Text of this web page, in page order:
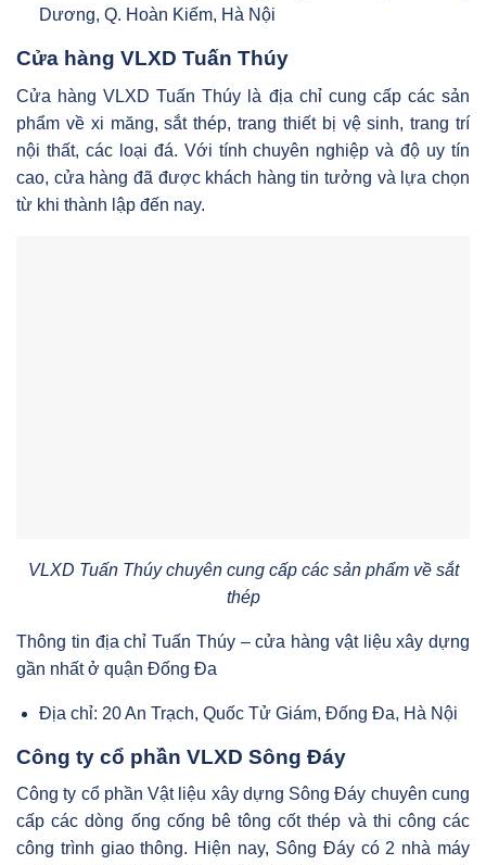
Dương, Q. Hoàn Kiếm, Hà Nội
Cửa hàng VLXD Tuấn Thúy
Cửa hàng VLXD Tuấn Thúy là địa chỉ cung cấp các sản
phẩm về xi măng, sắt thép, trang thiết bị vệ sinh, trang trí
nội thất, các loại đá. Với tính chuyên nghiệp và độ uy tín
cao, cửa hàng đã được khách hàng tin tưởng và lựa chọn
từ khi thành lập đến nay.
VLXD Tuấn Thúy chuyên cung cấp các sản phẩm về sắt
thép
Thông tin địa chỉ Tuấn Thúy – cửa hàng vật liệu xây dựng
gần nhất ở quận Đống Đa
Địa chỉ: 20 An Trạch, Quốc Tử Giám, Đống Đa, Hà Nội
Công ty cổ phần VLXD Sông Đáy
Công ty cổ phần Vật liệu xây dựng Sông Đáy chuyên cung
cấp các dòng ống cống bê tông cốt thép và thi công các
công trình giao thông. Hiện nay, Sông Đáy có 2 nhà máy